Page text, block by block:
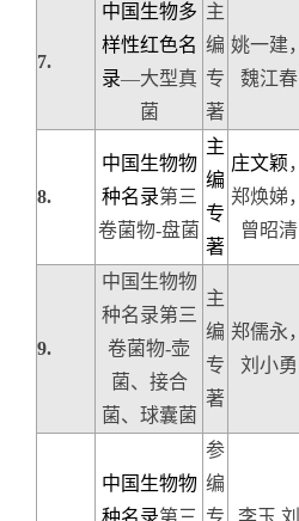
7.
中国生物多
样性红色名
录—大型真
菌
主
编
专
著
姚一建，
魏江春
8.
中国生物物
种名录第三
卷菌物-盘菌
主
编
专
著
庄文颖，
郑焕娣，
曾昭清
9.
中国生物物
种名录第三
卷菌物-壶
菌、接合
菌、球囊菌
主
编
专
著
郑儒永，
刘小勇
中国生物物
种名录第三
参
编
专
李玉,刘